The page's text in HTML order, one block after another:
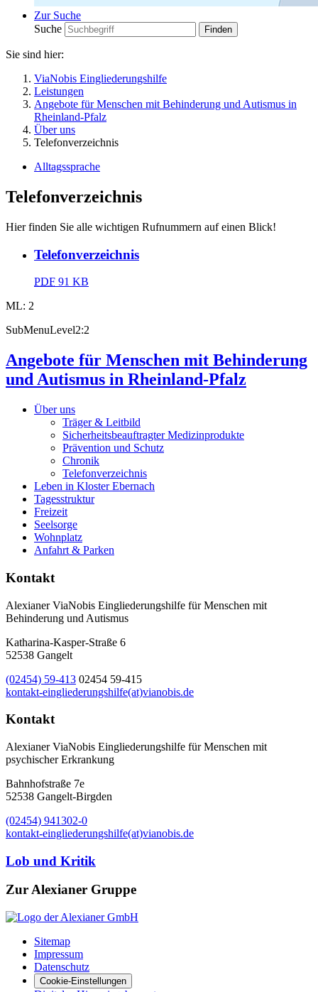
Zur Suche
Suche
Sie sind hier:
ViaNobis Eingliederungshilfe
Leistungen
Angebote für Menschen mit Behinderung und Autismus in
Rheinland-Pfalz
Über uns
Telefonverzeichnis
Alltagssprache
Telefonverzeichnis
Hier finden Sie alle wichtigen Rufnummern auf einen Blick!
Telefonverzeichnis
PDF 91 KB
ML: 2
SubMenuLevel2:2
Angebote für Menschen mit Behinderung
und Autismus in Rheinland-Pfalz
Über uns
Träger & Leitbild
Sicherheitsbeauftragter Medizinprodukte
Prävention und Schutz
Chronik
Telefonverzeichnis
Leben in Kloster Ebernach
Tagesstruktur
Freizeit
Seelsorge
Wohnplatz
Anfahrt & Parken
Kontakt
Alexianer ViaNobis Eingliederungshilfe für Menschen mit
Behinderung und Autismus
Katharina-Kasper-Straße 6
52538 Gangelt
(02454) 59-413 02454 59-415
kontakt-eingliederungshilfe(at)vianobis.de
Kontakt
Alexianer ViaNobis Eingliederungshilfe für Menschen mit
psychischer Erkrankung
Bahnhofstraße 7e
52538 Gangelt-Birgden
(02454) 941302-0
kontakt-eingliederungshilfe(at)vianobis.de
Lob und Kritik
Zur Alexianer Gruppe
Sitemap
Impressum
Datenschutz
Cookie-Einstellungen